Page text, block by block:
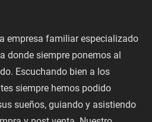
empresa familiar especializado
donde siempre ponemos al
Escuchando bien a los
siempre hemos podido
sueños, guiando y asistiendo